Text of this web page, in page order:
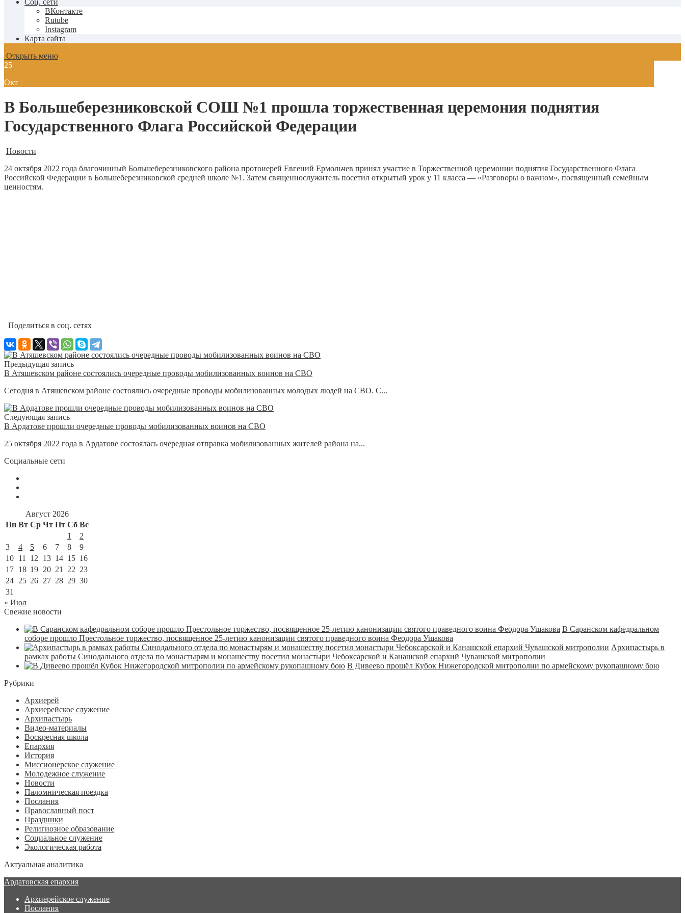
Соц. сети
ВКонтакте
Rutube
Instagram
Карта сайта
Открыть меню
25
Окт
В Большеберезниковской СОШ №1 прошла торжественная церемония поднятия
Государственного Флага Российской Федерации
Новости
24 октября 2022 года благочинный Большеберезниковского района протоиерей Евгений Ермольчев принял участие в Торжественной церемонии поднятия Государственного Флага
Российской Федерации в Большеберезниковской средней школе №1. Затем священнослужитель посетил открытый урок у 11 класса — «Разговоры о важном», посвященный семейным
ценностям.
Поделиться в соц. сетях
Предыдущая запись
В Атяшевском районе состоялись очередные проводы мобилизованных воинов на СВО
Сегодня в Атяшевском районе состоялись очередные проводы мобилизованных молодых людей на СВО. С...
Следующая запись
В Ардатове прошли очередные проводы мобилизованных воинов на СВО
25 октября 2022 года в Ардатове состоялась очередная отправка мобилизованных жителей района на...
Социальные сети
Август 2026
Пн Вт Ср Чт Пт Сб Вс
1
2
3
4 5 6 7 8
9
10 11 12 13 14 15 16
17 18 19 20 21 22 23
24 25 26 27 28 29 30
31
« Июл
Свежие новости
В Саранском кафедральном
соборе прошло Престольное торжество, посвященное 25-летию канонизации святого праведного воина Феодора Ушакова
Архипастырь в
рамках работы Синодального отдела по монастырям и монашеству посетил монастыри Чебоксарской и Канашской епархий Чувашской митрополии
В Дивеево прошёл Кубок Нижегородской митрополии по армейскому рукопашному бою
Рубрики
Архиерей
Архиерейское служение
Архипастырь
Видео-материалы
Воскресная школа
Епархия
История
Миссионерское служение
Молодежное служение
Новости
Паломническая поездка
Послания
Православный пост
Праздники
Религиозное образование
Социальное служение
Экологическая работа
Актуальная аналитика
Ардатовская епархия
Архиерейское служение
Послания